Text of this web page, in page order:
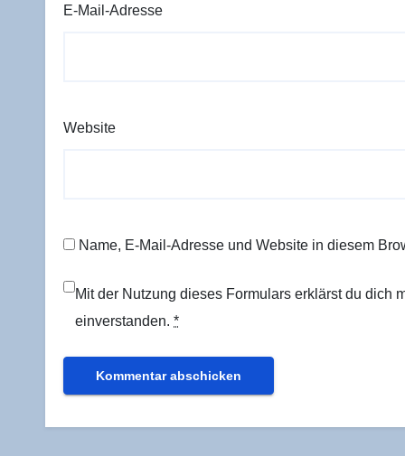
E-Mail-Adresse
Website
Name, E-Mail-Adresse und Website in diesem
Mit der Nutzung dieses Formulars erklärst du dich
einverstanden. *